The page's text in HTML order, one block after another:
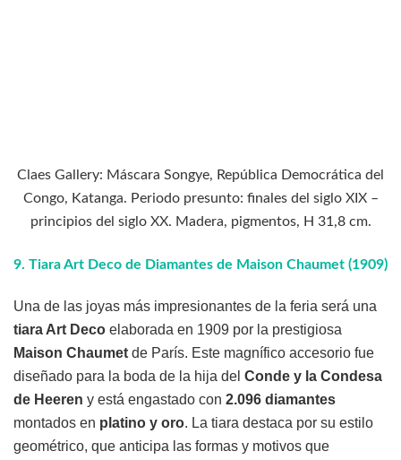
Claes Gallery: Máscara Songye, República Democrática del
Congo, Katanga. Periodo presunto: finales del siglo XIX –
principios del siglo XX. Madera, pigmentos, H 31,8 cm.
9. Tiara Art Deco de Diamantes de Maison Chaumet (1909)
Una de las joyas más impresionantes de la feria será una
tiara Art Deco elaborada en 1909 por la prestigiosa
Maison Chaumet de París. Este magnífico accesorio fue
diseñado para la boda de la hija del Conde y la Condesa
de Heeren y está engastado con 2.096 diamantes
montados en platino y oro. La tiara destaca por su estilo
geométrico, que anticipa las formas y motivos que